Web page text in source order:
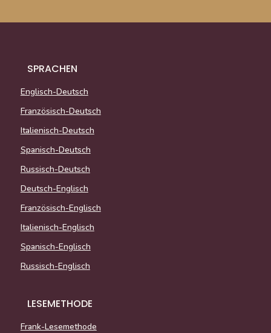
SPRACHEN
Englisch-Deutsch
Französisch-Deutsch
Italienisch-Deutsch
Spanisch-Deutsch
Russisch-Deutsch
Deutsch-Englisch
Französisch-Englisch
Italienisch-Englisch
Spanisch-Englisch
Russisch-Englisch
LESEMETHODE
Frank-Lesemethode